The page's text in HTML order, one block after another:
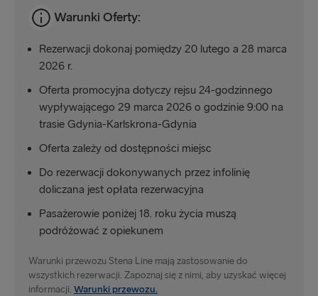
Cairnryan → Belfast
Fishguard → Rosslare
Dublin → Holyhead
Rosslare → Fishguard
Liverpool → Belfast
Warunki Oferty:
Rezerwacji dokonaj pomiędzy 20 lutego a 28 marca
2026 r.
Oferta promocyjna dotyczy rejsu 24-godzinnego
wypływającego 29 marca 2026 o godzinie 9:00 na
trasie Gdynia-Karlskrona-Gdynia
Oferta zależy od dostępności miejsc
Do rezerwacji dokonywanych przez infolinię
doliczana jest opłata rezerwacyjna
Pasażerowie poniżej 18. roku życia muszą
podróżować z opiekunem
Warunki przewozu Stena Line mają zastosowanie do
wszystkich rezerwacji. Zapoznaj się z nimi, aby uzyskać więcej
informacji. Warunki przewozu.